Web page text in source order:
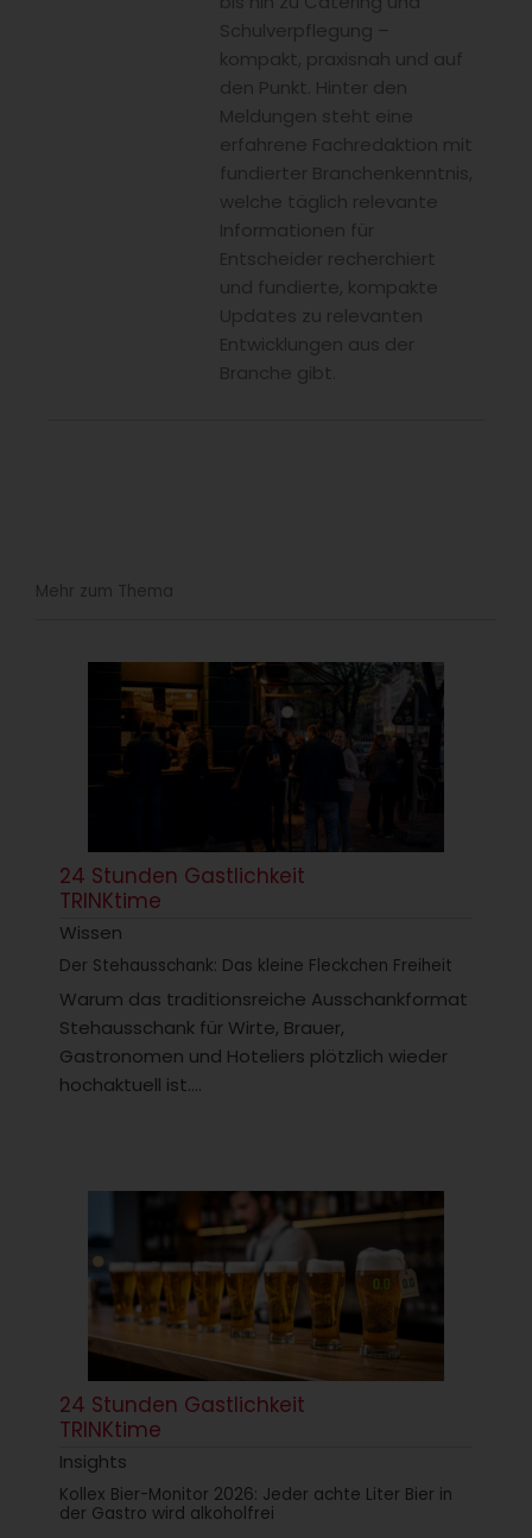
Schulverpflegung –
kompakt, praxisnah und auf
den Punkt. Hinter den
Meldungen steht eine
erfahrene Fachredaktion mit
fundierter Branchenkenntnis,
welche täglich relevante
Informationen für
Entscheider recherchiert
und fundierte, kompakte
Updates zu relevanten
Entwicklungen aus der
Branche gibt.
Mehr zum Thema
24 Stunden Gastlichkeit
TRINKtime
Wissen
Der Stehausschank: Das kleine Fleckchen Freiheit
Warum das traditionsreiche Ausschankformat
Stehausschank für Wirte, Brauer,
Gastronomen und Hoteliers plötzlich wieder
hochaktuell ist....
24 Stunden Gastlichkeit
TRINKtime
Insights
Kollex Bier-Monitor 2026: Jeder achte Liter Bier in
der Gastro wird alkoholfrei